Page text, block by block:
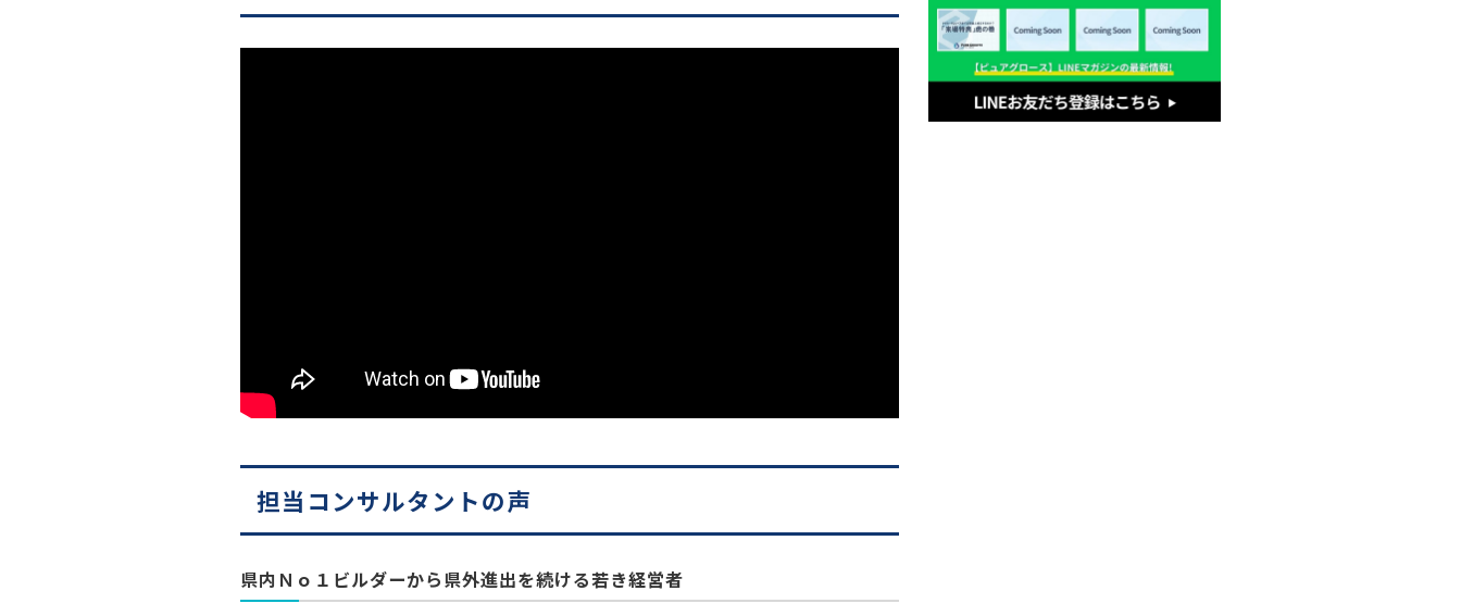
担当コンサルタントの声
県内Ｎｏ１ビルダーから県外進出を続ける若き経営者